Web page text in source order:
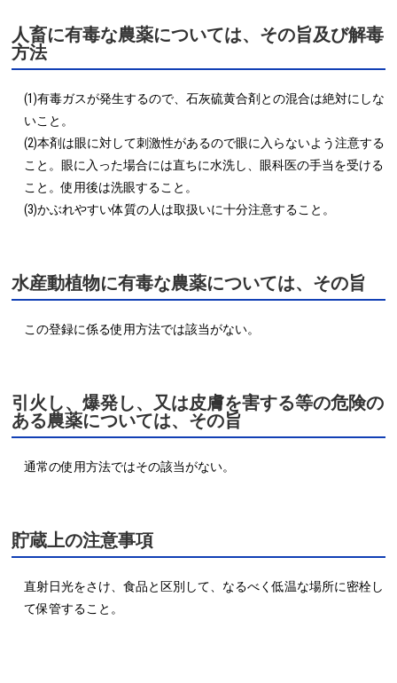
人畜に有毒な農薬については、その旨及び解毒
方法
(1)有毒ガスが発生するので、石灰硫黄合剤との混合は絶対にしな
いこと。
(2)本剤は眼に対して刺激性があるので眼に入らないよう注意する
こと。眼に入った場合には直ちに水洗し、眼科医の手当を受ける
こと。使用後は洗眼すること。
(3)かぶれやすい体質の人は取扱いに十分注意すること。
水産動植物に有毒な農薬については、その旨
引火し、爆発し、又は皮膚を害する等の危険の
ある農薬については、その旨
貯蔵上の注意事項
直射日光をさけ、食品と区別して、なるべく低温な場所に密栓し